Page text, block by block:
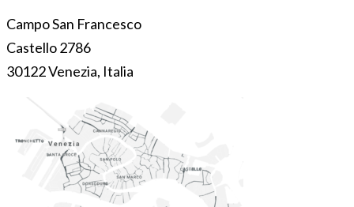
Campo San Francesco
Castello 2786
30122 Venezia, Italia